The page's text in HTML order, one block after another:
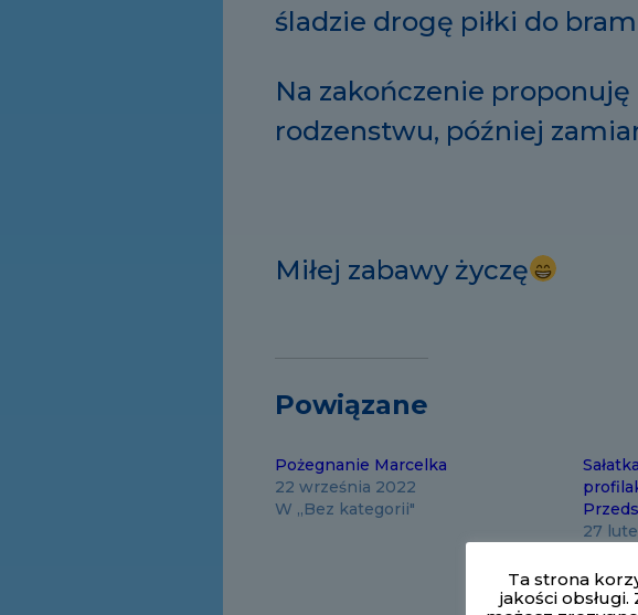
śladzie drogę piłki do
Na zakończenie
rodzenstwu, później
Miłej zabawy życzę
Powiązane
Pożegnanie Marcelka
22 września 2022
W „Bez kategorii"
27
Ta strona
jakości